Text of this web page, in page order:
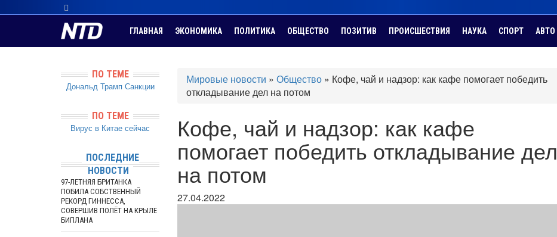
ГЛАВНАЯ ЭКОНОМИКА ПОЛИТИКА ОБЩЕСТВО ПОЗИТИВ ПРОИСШЕСТВИЯ НАУКА СПОРТ АВТО
Мировые новости » Общество » Кофе, чай и надзор: как кафе помогает победить
откладывание дел на потом
Кофе, чай и надзор: как кафе
помогает победить откладывание дел
на потом
27.04.2022
ПО ТЕМЕ
Дональд Трамп Санкции
ПО ТЕМЕ
Вирус в Китае сейчас
ПОСЛЕДНИЕ
НОВОСТИ
97-ЛЕТНЯЯ БРИТАНКА
ПОБИЛА СОБСТВЕННЫЙ
РЕКОРД ГИННЕССА,
СОВЕРШИВ ПОЛЁТ НА КРЫЛЕ
БИПЛАНА